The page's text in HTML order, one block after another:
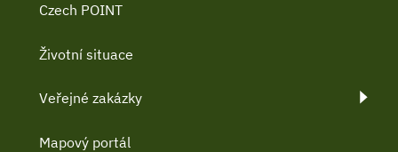
Czech POINT
Životní situace
Veřejné zakázky
Mapový portál